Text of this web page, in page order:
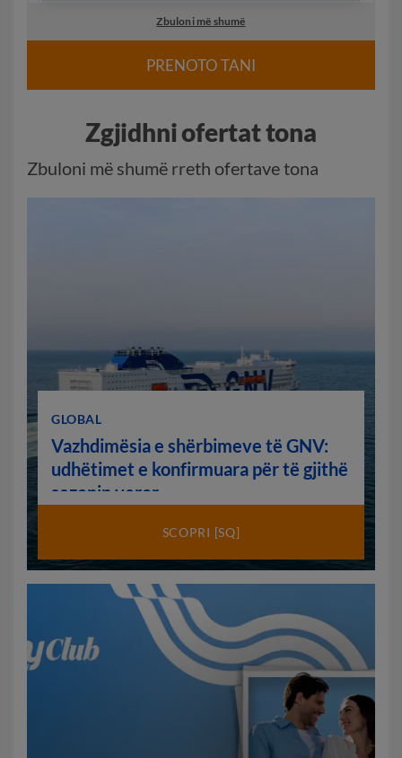
Zbuloni më shumë
PRENOTO TANI
Zgjidhni ofertat tona
Zbuloni më shumë rreth ofertave tona
GLOBAL
Vazhdimësia e shërbimeve të GNV:
udhëtimet e konfirmuara për të gjithë
sezonin veror
SCOPRI [SQ]